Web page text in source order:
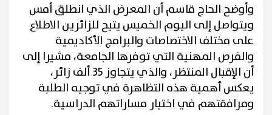
وأوضح الحاج قاسم أن المعرض الذي انطلق أمس
ويتواصل إلى اليوم الخميس يتيح للزائرين الاطلاع
على مختلف الاختصاصات والبرامج الأكاديمية
والفرص المهنية التي توفرها الجامعة، مشيرا إلى
أن الإقبال المنتظر، والذي يتجاوز 35 ألف زائر،
يعكس أهمية هذه التظاهرة في توجيه الطلبة
ومرافقتهم في اختيار مساراتهم الدراسية.